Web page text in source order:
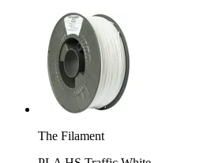
The Filament